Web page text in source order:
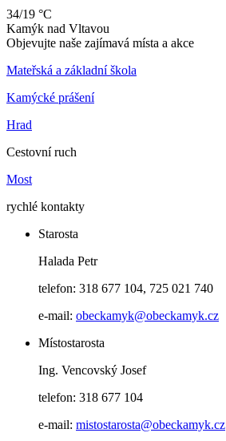
34/19 °C
Kamýk nad Vltavou
Objevujte naše zajímavá místa a akce
Mateřská a základní škola
Kamýcké prášení
Hrad
Cestovní ruch
Most
rychlé kontakty
Starosta
Halada Petr
telefon: 318 677 104, 725 021 740
e-mail: obeckamyk@obeckamyk.cz
Místostarosta
Ing. Vencovský Josef
telefon: 318 677 104
e-mail: mistostarosta@obeckamyk.cz